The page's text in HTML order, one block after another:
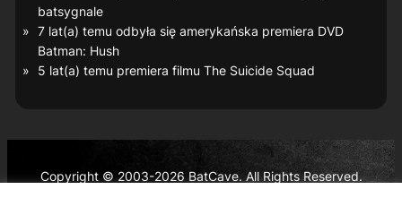
batsygnale
7 lat(a) temu odbyła się amerykańska premiera DVD
Batman: Hush
5 lat(a) temu premiera filmu The Suicide Squad
Copyright © 2003-2026 BatCave. All Rights Reserved.